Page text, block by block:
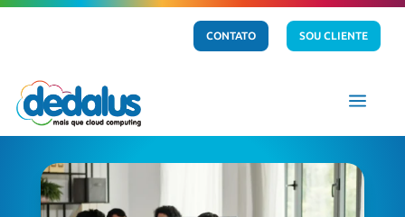
CONTATO SOU CLIENTE
a